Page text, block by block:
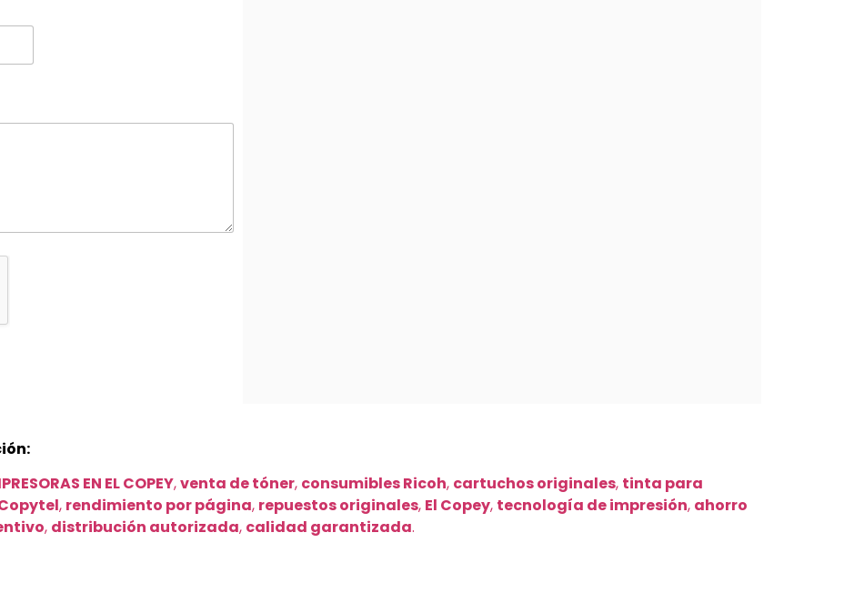
EN EL COPEY,venta de tóner, consumibles Ricoh, cartuchos originales, tinta para
, rendimiento por página, repuestos originales, El Copey, tecnología de impresión, ahorro
, distribución autorizada, calidad garantizada.